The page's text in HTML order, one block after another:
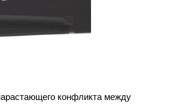
конфликта между